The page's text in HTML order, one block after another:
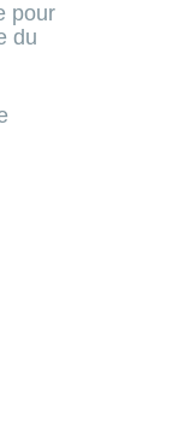
pour
du